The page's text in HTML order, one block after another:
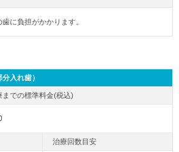
に負担がかかります。
入れ歯）